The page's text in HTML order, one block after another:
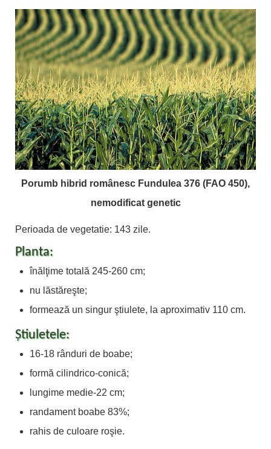
Porumb hibrid românesc Fundulea 376 (FAO 450),
nemodificat genetic
Perioada de vegetatie: 143 zile.
Planta:
înălţime totală 245-260 cm;
nu lăstăreşte;
formează un singur ştiulete, la aproximativ 110 cm.
Știuletele:
16-18 rânduri de boabe;
formă cilindrico-conică;
lungime medie-22 cm;
randament boabe 83%;
rahis de culoare roşie.